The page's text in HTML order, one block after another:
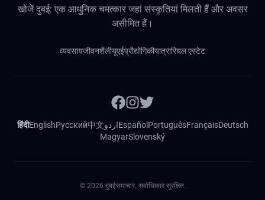
खोजें दुबई: एक आधुनिक चमत्कार जहां संस्कृतियां मिलती हैं और अवसर
असीमित हैं।
व्यवसायजीवनशैलीयूएईप्रौद्योगिकीयात्रारियल एस्टेट
हिंदीEnglishРусский中文اردوEspañol PortuguêsFrançaisDeutsch
MagyarSlovenský
© 2026 दुबईसमाचार. सर्वाधिकार सुरक्षित.